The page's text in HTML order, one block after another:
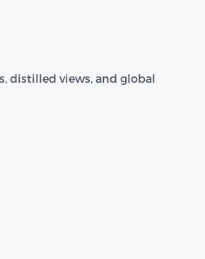
distilled views, and global